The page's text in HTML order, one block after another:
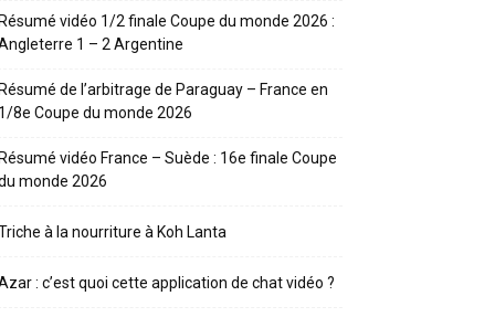
vidéo 1/2 finale Coupe du monde 2026 :
1 – 2 Argentine
de l’arbitrage de Paraguay – France en
8e Coupe du monde 2026
vidéo France – Suède : 16e finale Coupe
monde 2026
à la nourriture à Koh Lanta
: c’est quoi cette application de chat vidéo ?